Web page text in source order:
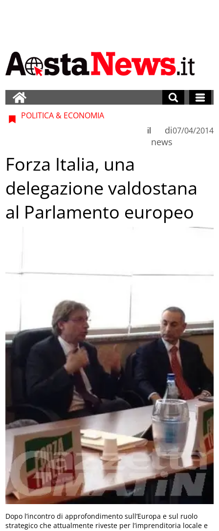
POLITICA & ECONOMIA
di
news
il 07/04/2014
Forza Italia, una
delegazione valdostana
al Parlamento europeo
Dopo l’incontro di approfondimento sull’Europa e sul ruolo
strategico che attualmente riveste per l’imprenditoria locale e